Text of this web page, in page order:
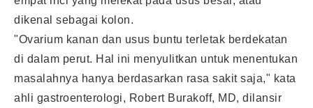
dikenal sebagai kolon.
"Ovarium kanan dan usus buntu terletak berdekatan
di dalam perut. Hal ini menyulitkan untuk menentukan
masalahnya hanya berdasarkan rasa sakit saja," kata
ahli gastroenterologi, Robert Burakoff, MD, dilansir